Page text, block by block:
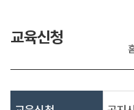
교육신청